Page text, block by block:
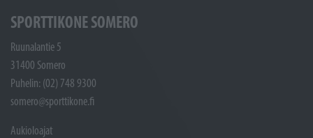
SPORTTIKONE SOMERO
Ruunalantie 5
31400 Somero
Puhelin: (02) 748 9300
somero@sporttikone.fi
Aukioloajat